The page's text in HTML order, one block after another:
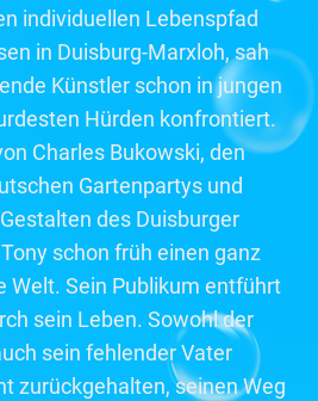
individuellen Lebenspfad
in Duisburg-Marxloh, sah
Künstler schon in jungen
Hürden konfrontiert.
Charles Bukowski, den
Gartenpartys und
des Duisburger
schon früh einen ganz
Welt. Sein Publikum entführt
sein Leben. Sowohl der
sein fehlender Vater
zurückgehalten, seinen Weg